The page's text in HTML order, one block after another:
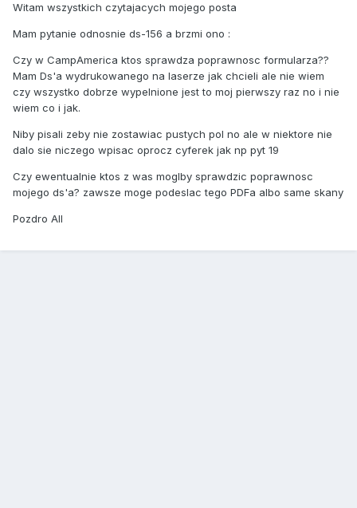
Witam wszystkich czytajacych mojego posta
Mam pytanie odnosnie ds-156 a brzmi ono :
Czy w CampAmerica ktos sprawdza poprawnosc formularza??
Mam Ds'a wydrukowanego na laserze jak chcieli ale nie wiem
czy wszystko dobrze wypelnione jest to moj pierwszy raz no i nie
wiem co i jak.
Niby pisali zeby nie zostawiac pustych pol no ale w niektore nie
dalo sie niczego wpisac oprocz cyferek jak np pyt 19
Czy ewentualnie ktos z was moglby sprawdzic poprawnosc
mojego ds'a? zawsze moge podeslac tego PDFa albo same skany
Pozdro All